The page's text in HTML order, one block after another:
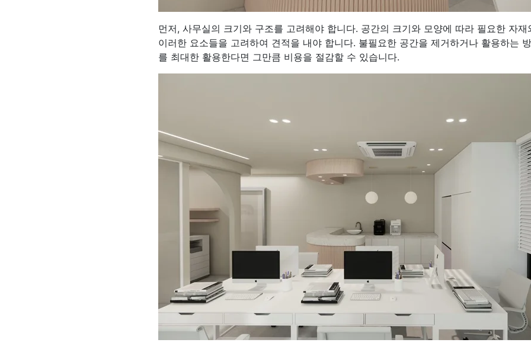
먼저, 사무실의 크기와 구조를 고려해야 합니다. 공간의 크기와 모양에 따라 필요한 자
이러한 요소들을 고려하여 견적을 내야 합니다. 불필요한 공간을 제거하거나 활용하는
를 최대한 활용한다면 그만큼 비용을 절감할 수 있습니다.